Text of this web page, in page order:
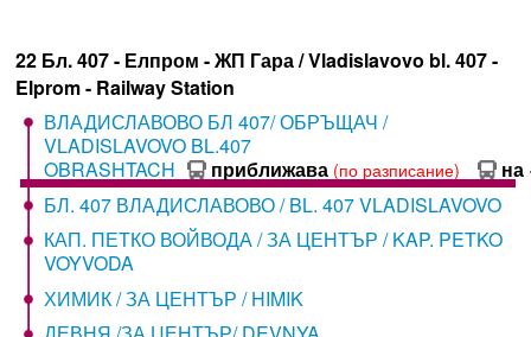
22 Бл. 407 - Елпром - ЖП Гара / Vladislavovo bl. 407 -
Elprom - Railway Station
ВЛАДИСЛАВОВО БЛ 407/ ОБРЪЩАЧ /
VLADISLAVOVO BL.407
OBRASHTACH
приближава (по разписание)
на
БЛ. 407 ВЛАДИСЛАВОВО / BL. 407 VLADISLAVOVO
КАП. ПЕТКО ВОЙВОДА / ЗА ЦЕНТЪР / KAP. PETKO
VOYVODA
ХИМИК / ЗА ЦЕНТЪР / HIMIK